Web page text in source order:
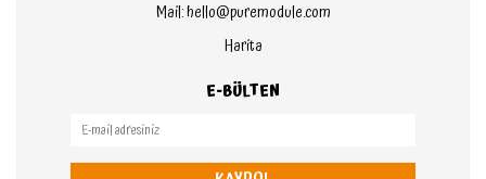
Mail: hello@puremodule.com
Harita
E-BÜLTEN